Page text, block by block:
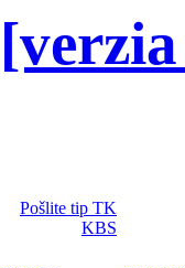
Pošlite tip TK
KBS